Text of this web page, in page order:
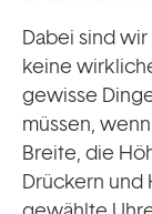
Dabei sind
keine
gewisse
müssen,
Breite, die
Drückern und